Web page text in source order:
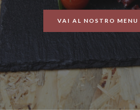
VAI AL NOSTRO MENU